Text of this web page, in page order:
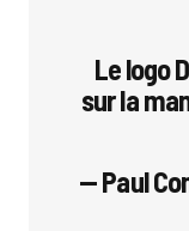
Le logo
sur la
— Paul